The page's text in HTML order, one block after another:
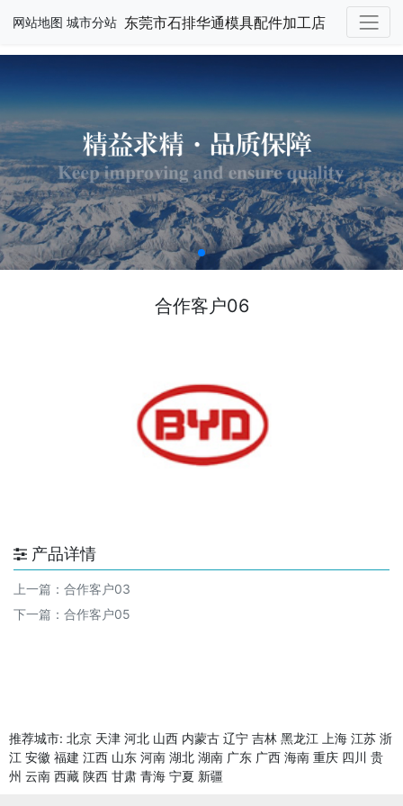
网站地图 城市分站 东莞市石排华通模具配件加工店
合作客户06
产品详情
上一篇： 合作客户03
下一篇： 合作客户05
推荐城市: 北京 天津 河北 山西 内蒙古 辽宁 吉林 黑龙江 上海 江苏 浙
江 安徽 福建 江西 山东 河南 湖北 湖南 广东 广西 海南 重庆 四川 贵
州 云南 西藏 陕西 甘肃 青海 宁夏 新疆